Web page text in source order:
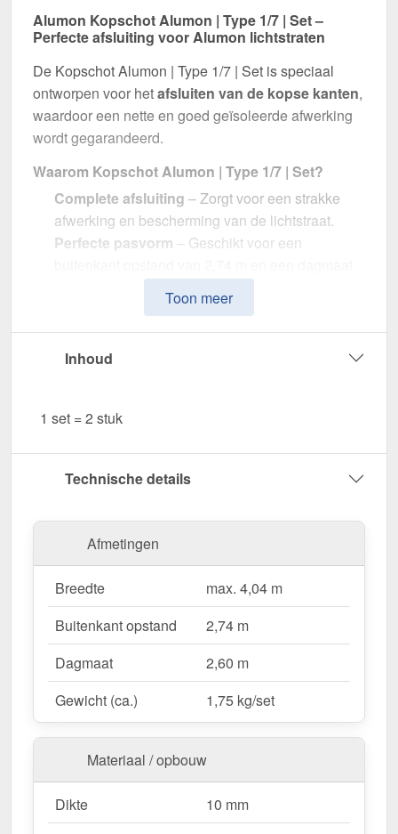
Alumon Kopschot Alumon | Type 1/7 | Set –
Perfecte afsluiting voor Alumon lichtstraten
De Kopschot Alumon | Type 1/7 | Set is speciaal
ontworpen voor hetafsluiten van de kopse kanten,
waardoor een nette en goed geïsoleerde afwerking
wordt gegarandeerd.
Waarom Kopschot Alumon | Type 1/7 | Set?
Complete afsluiting – Zorgt voor een strakke
afwerking en bescherming van de lichtstraat.
Perfecte pasvorm – Geschikt voor een
Optimale lichtdoorlaat – Transparant Opaal wit
met ca. 36 % lichtdoorlatendheid.
Duurzaam & weerbestendig
snelle en efficiënte installatie.
Bestel nu Kopschot Alumon | Type 1/7 | Set –
Voor een complete & duurzame afwerking van uw
Wegens maatwerk / customisatie van herroepingsrecht uitgezonderd
Toon meer
Inhoud
1 set = 2 stuk
Technische details
Afmetingen
Breedte
max. 4,04 m
Buitenkant opstand
2,74 m
Dagmaat
2,60 m
Gewicht (ca.)
1,75 kg/set
Materiaal / opbouw
Dikte
10 mm